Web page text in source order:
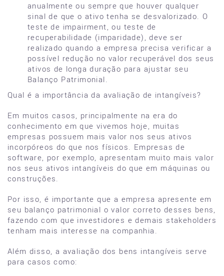
anualmente ou sempre que houver qualquer
sinal de que o ativo tenha se desvalorizado. O
teste de impairment, ou teste de
recuperabilidade (imparidade), deve ser
realizado quando a empresa precisa verificar a
possível redução no valor recuperável dos seus
ativos de longa duração para ajustar seu
Balanço Patrimonial.
Qual é a importância da avaliação de intangíveis?
Em muitos casos, principalmente na era do
conhecimento em que vivemos hoje, muitas
empresas possuem mais valor nos seus ativos
incorpóreos do que nos físicos. Empresas de
software, por exemplo, apresentam muito mais valor
nos seus ativos intangíveis do que em máquinas ou
construções.
Por isso, é importante que a empresa apresente em
seu balanço patrimonial o valor correto desses bens,
fazendo com que investidores e demais stakeholders
tenham mais interesse na companhia.
Além disso, a avaliação dos bens intangíveis serve
para casos como: